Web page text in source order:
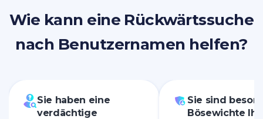
Wie kann eine Rückwärtssuche
nach Benutzernamen helfen?
Sie haben eine
verdächtige
Sie sind
Bösewichte